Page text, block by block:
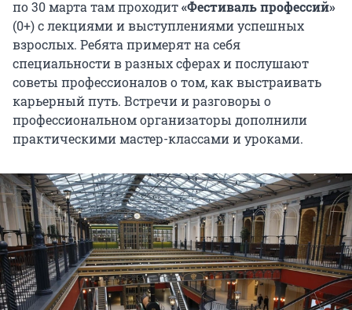
по 30 марта там проходит«Фестиваль профессий»
(0+) с лекциями и выступлениями успешных
взрослых. Ребята примерят на себя
специальности в разных сферах и послушают
советы профессионалов о том, как выстраивать
карьерный путь. Встречи и разговоры о
профессиональном организаторы дополнили
практическими мастер-классами и уроками.